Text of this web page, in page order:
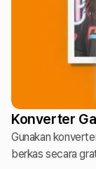
Konverter
Gunakan
berkas secara